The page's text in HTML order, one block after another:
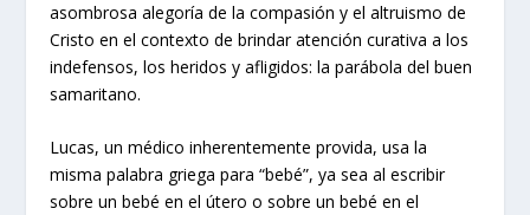
asombrosa alegoría de la compasión y el altruismo de
Cristo en el contexto de brindar atención curativa a los
indefensos, los heridos y afligidos: la parábola del buen
samaritano.
Lucas, un médico inherentemente provida, usa la
misma palabra griega para “bebé”, ya sea al escribir
sobre un bebé en el útero o sobre un bebé en el